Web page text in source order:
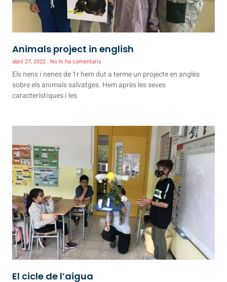
Animals project in english
abril 27, 2022 No hi ha comentaris
Els nens i nenes de 1r hem dut a terme un projecte en anglès
sobre els animals salvatges. Hem après les seves
característiques i les
El cicle de l’aigua